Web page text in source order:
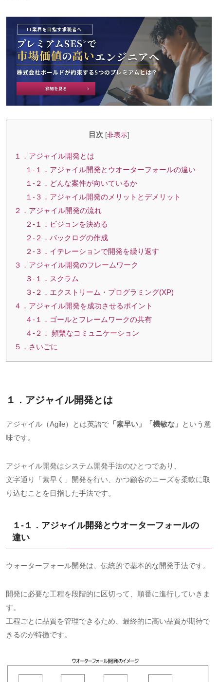
目次 [非表示]
１．アジャイル開発とは
１-１．アジャイル開発とウオーターフォールの違い
１-２．どんな案件が向いているか
１-３．アジャイル開発のメリットとデメリット
２．アジャイル開発の流れ
２-１．ビジョンを決める
２-２．バックログの作成
２-３．イテレーションで開発を繰り返す
３．アジャイル開発のフレームワーク
３-１．スクラム
３-２．エクストリーム・プログラミング(XP)
４．アジャイル開発を成功させるポイント
４-１．ゴールとフレームワークの共有
４-２． 頻繫なコミュニケーション
５．さいごに
１．アジャイル開発とは
アジャイル（Agile）とは英語で 「素早い」「機敏な」 という意
味です。
アジャイル開発はシステム開発手法のひとつであり、
文字通り「素早く」開発を行い、かつ顧客のニーズを柔軟に取
り込むことを目指した手法です。
１-１．アジャイル開発とウオーターフォールの
違い
ウォーターフォール開発は、伝統的で基本的な開発手法です。
開発に必要な工程を段階的に区切って、順番に進行していきま
す。
工程ごとに品質を管理できるため、最終的に高い品質が期待で
きるのが特徴です。